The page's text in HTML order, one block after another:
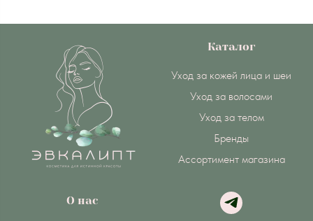
Каталог
Уход за кожей лица и шеи
Уход за волосами
Уход за телом
Бренды
Ассортимент магазина
О нас